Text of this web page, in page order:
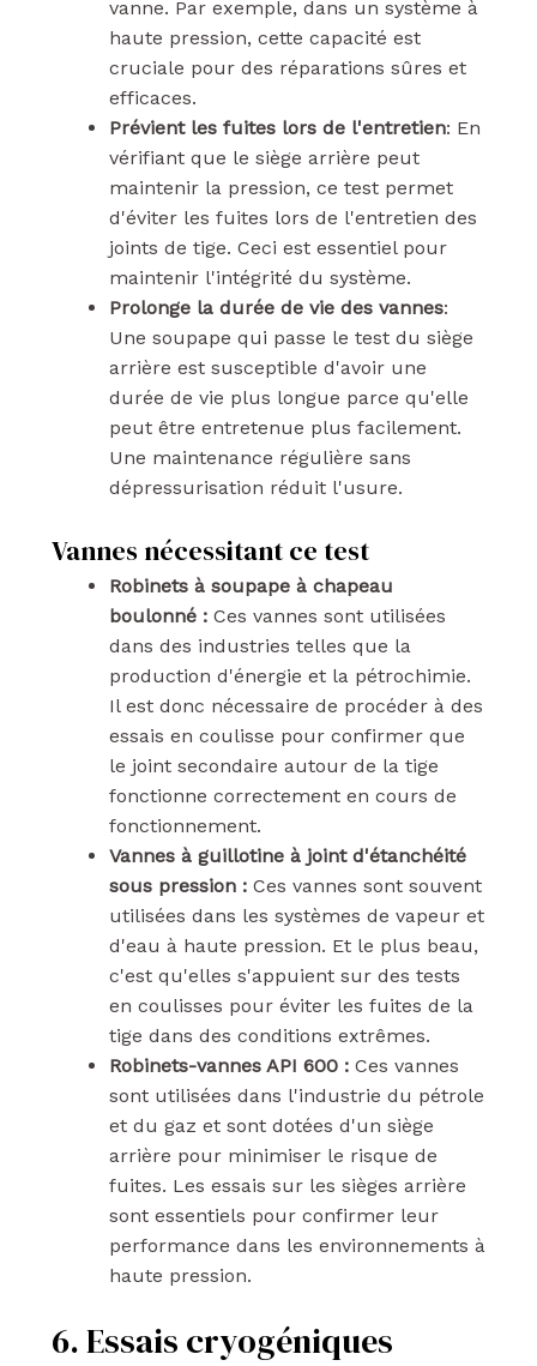
vanne. Par exemple, dans un système à
haute pression, cette capacité est
cruciale pour des réparations sûres et
efficaces.
Prévient les fuites lors de l'entretien: En
vérifiant que le siège arrière peut
maintenir la pression, ce test permet
d'éviter les fuites lors de l'entretien des
joints de tige. Ceci est essentiel pour
maintenir l'intégrité du système.
Prolonge la durée de vie des vannes:
Une soupape qui passe le test du siège
arrière est susceptible d'avoir une
durée de vie plus longue parce qu'elle
peut être entretenue plus facilement.
Une maintenance régulière sans
dépressurisation réduit l'usure.
Vannes nécessitant ce test
Robinets à soupape à chapeau
boulonné : Ces vannes sont utilisées
dans des industries telles que la
production d'énergie et la pétrochimie.
Il est donc nécessaire de procéder à des
essais en coulisse pour confirmer que
le joint secondaire autour de la tige
fonctionne correctement en cours de
fonctionnement.
Vannes à guillotine à joint d'étanchéité
sous pression : Ces vannes sont souvent
utilisées dans les systèmes de vapeur et
d'eau à haute pression. Et le plus beau,
c'est qu'elles s'appuient sur des tests
en coulisses pour éviter les fuites de la
tige dans des conditions extrêmes.
Robinets-vannes API 600 : Ces vannes
sont utilisées dans l'industrie du pétrole
et du gaz et sont dotées d'un siège
arrière pour minimiser le risque de
fuites. Les essais sur les sièges arrière
sont essentiels pour confirmer leur
performance dans les environnements à
haute pression.
6. Essais cryogéniques